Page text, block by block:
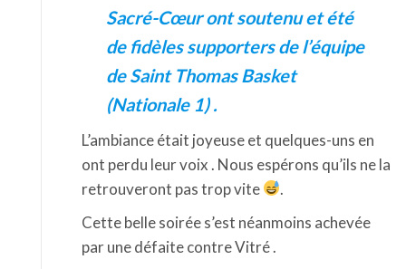
Sacré-Cœur ont soutenu et été
de fidèles supporters de l’équipe
de Saint Thomas Basket
(Nationale 1) .
L’ambiance était joyeuse et quelques-uns en
ont perdu leur voix . Nous espérons qu’ils ne la
retrouveront pas trop vite
.
Cette belle soirée s’est néanmoins achevée
par une défaite contre Vitré .